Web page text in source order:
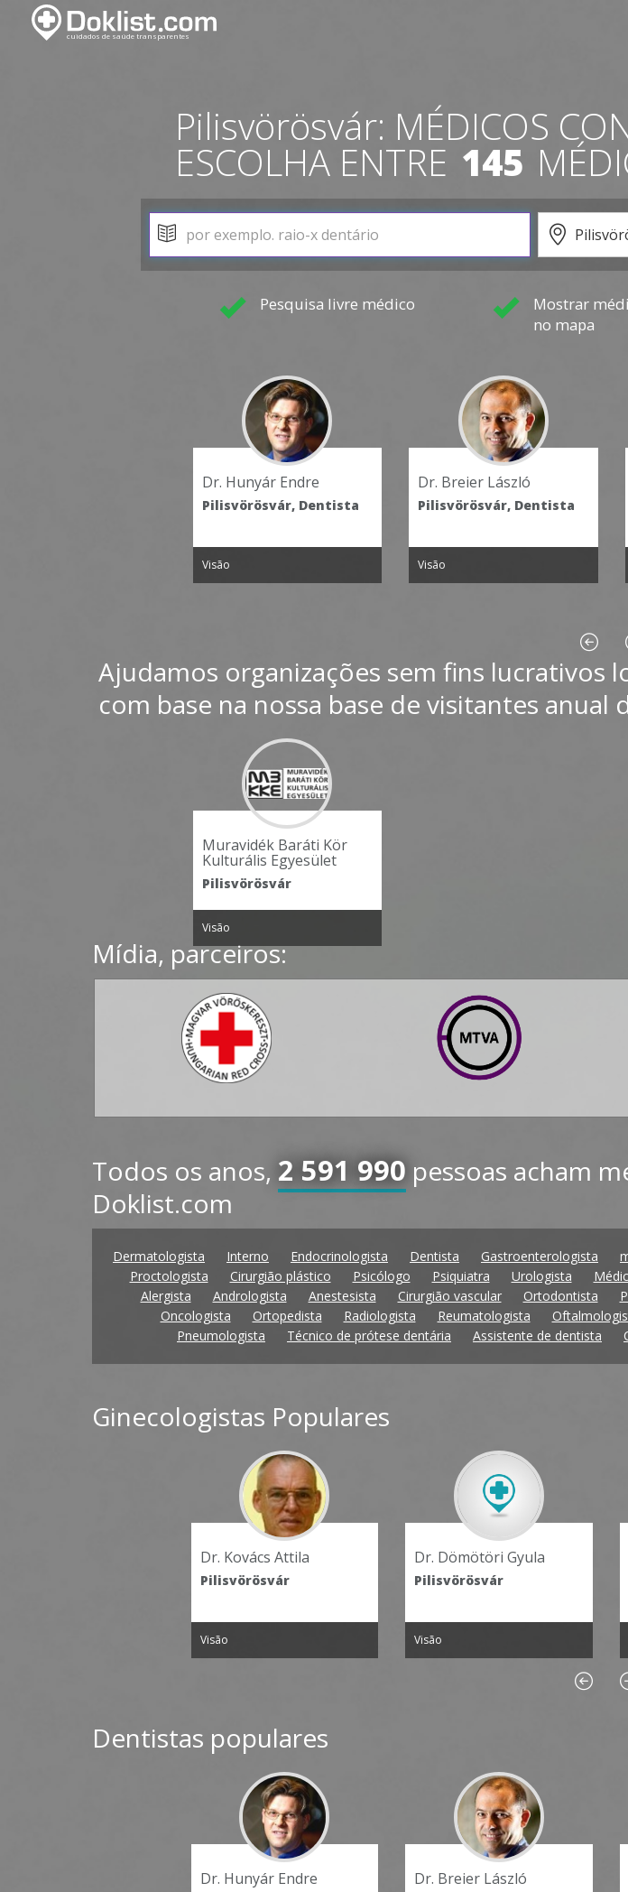
Pilisvörösvár: MÉDICOS
ESCOLHA ENTRE 145
Pesquisa livre médico
Mostrar
no mapa
Dr. Breier László
Pilisvörösvár, Dentista
Visão
Dr. Nagy-Szakáll
Zsuzsanna
Visão
Ajudamos organizações sem fins lucrativos
com base na nossa base de visitantes anual
Muravidék Baráti Kör
Kulturális Egyesület
Pilisvörösvár
Visão
Mídia, parceiros:
Todos os anos, 2 591 990 pessoas acham
Doklist.com
Dermatologista Interno Endocrinologista Dentista Gastroenterologista
Proctologista
Cirurgião plástico Psicólogo Psiquiatra Urologista
Alergista
Andrologista Anestesista Cirurgião vascular Ortodontista
Oncologista
Ortopedista Radiologista Reumatologista
Pneumologista
Técnico de prótese dentária Assistente de dentista
Ginecologistas Populares
Dr. Dömötöri Gyula
Pilisvörösvár
Visão
Dr. Kanizsai Beáta
Pilisvörösvár
Visão
Dentistas populares
Dr. Breier László Fedasz Dental - Hungary